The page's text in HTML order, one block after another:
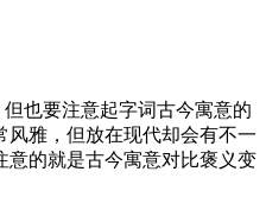
也要注意起字词古今寓意的
风雅，但放在现代却会有不一
意的就是古今寓意对比褒义变